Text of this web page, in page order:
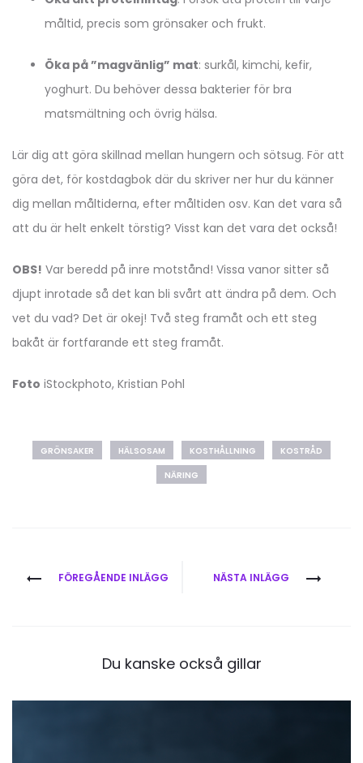
måltid, precis som grönsaker och frukt.
Öka på ”magvänlig” mat: surkål, kimchi, kefir,
yoghurt. Du behöver dessa bakterier för bra
matsmältning och övrig hälsa.
Lär dig att göra skillnad mellan hungern och sötsug. För att
göra det, för kostdagbok där du skriver ner hur du känner
dig mellan måltiderna, efter måltiden osv. Kan det vara så
att du är helt enkelt törstig? Visst kan det vara det också!
OBS! Var beredd på inre motstånd! Vissa vanor sitter så
djupt inrotade så det kan bli svårt att ändra på dem. Och
vet du vad? Det är okej! Två steg framåt och ett steg
bakåt är fortfarande ett steg framåt.
Foto iStockphoto, Kristian Pohl
GRÖNSAKER HÄLSOSAM KOSTHÅLLNING
KOSTRÅD
NÄRING
Inläggsnavigering
FÖREGÅENDE INLÄGG NÄSTA INLÄGG
Du kanske också gillar